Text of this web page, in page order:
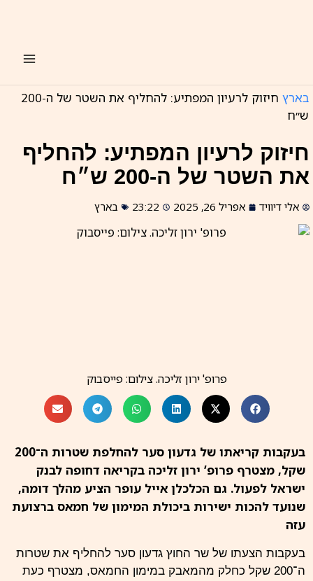
בארץ
חיזוק לרעיון המפתיע: להחליף את השטר של ה-200
ש״ח
חיזוק לרעיון המפתיע: להחליף
את השטר של ה-200 ש״ח
אלי דיוויד אפריל 26, 2025 23:22 בארץ
פרופ' ירון זליכה. צילום: פייסבוק
בעקבות קריאתו של גדעון סער להחלפת שטרות ה־200
שקל, מצטרף פרופ’ ירון זליכה בקריאה דחופה לבנק
ישראל לפעול. גם הכלכלן אייל עופר הציע מהלך דומה,
שנועד להכות ישירות ביכולת המימון של חמאס ברצועת
עזה
בעקבות הצעתו של שר החוץ גדעון סער להחליף את שטרות
ה־200 שקל כחלק מהמאבק במימון החמאס, מצטרף כעת